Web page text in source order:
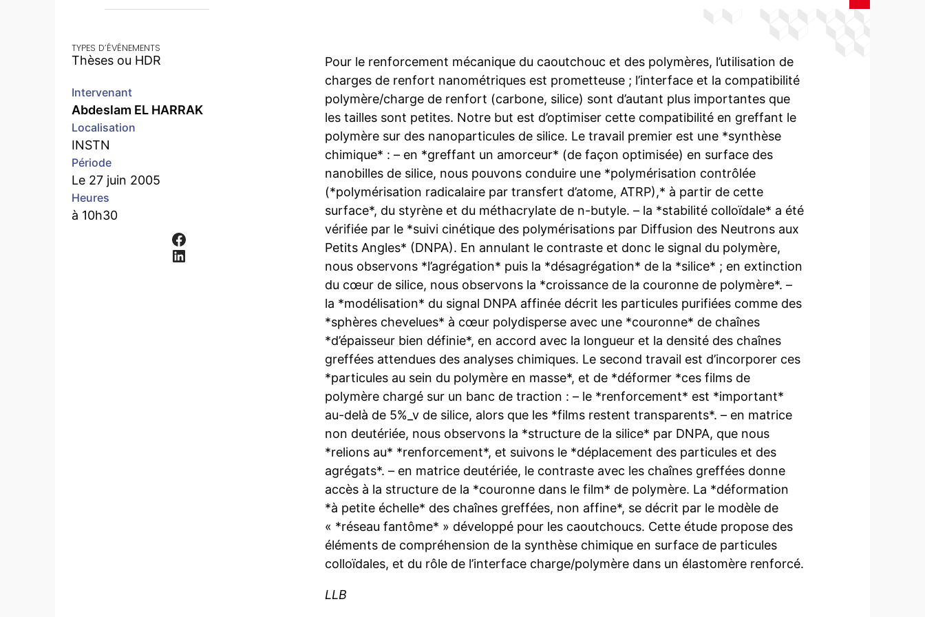
TYPES D’ÉVÉNEMENTS
Thèses ou HDR
Intervenant
Abdeslam EL HARRAK
Localisation
INSTN
Période
Le 27 juin 2005
Heures
à 10h30
Facebook
LinkedIn
Pour le renforcement mécanique du caoutchouc et des polymères, l’utilisation de
charges de renfort nanométriques est prometteuse ; l’interface et la compatibilité
polymère/charge de renfort (carbone, silice) sont d’autant plus importantes que
les tailles sont petites. Notre but est d’optimiser cette compatibilité en greffant le
polymère sur des nanoparticules de silice. Le travail premier est une *synthèse
chimique* : – en *greffant un amorceur* (de façon optimisée) en surface des
nanobilles de silice, nous pouvons conduire une *polymérisation contrôlée
(*polymérisation radicalaire par transfert d’atome, ATRP),* à partir de cette
surface*, du styrène et du méthacrylate de n-butyle. – la *stabilité colloïdale* a été
vérifiée par le *suivi cinétique des polymérisations par Diffusion des Neutrons aux
Petits Angles* (DNPA). En annulant le contraste et donc le signal du polymère,
nous observons *l’agrégation* puis la *désagrégation* de la *silice* ; en extinction
du cœur de silice, nous observons la *croissance de la couronne de polymère*. –
la *modélisation* du signal DNPA affinée décrit les particules purifiées comme des
*sphères chevelues* à cœur polydisperse avec une *couronne* de chaînes
*d’épaisseur bien définie*, en accord avec la longueur et la densité des chaînes
greffées attendues des analyses chimiques. Le second travail est d’incorporer ces
*particules au sein du polymère en masse*, et de *déformer *ces films de
polymère chargé sur un banc de traction : – le *renforcement* est *important*
au-delà de 5%_v de silice, alors que les *films restent transparents*. – en matrice
non deutériée, nous observons la *structure de la silice* par DNPA, que nous
*relions au* *renforcement*, et suivons le *déplacement des particules et des
agrégats*. – en matrice deutériée, le contraste avec les chaînes greffées donne
accès à la structure de la *couronne dans le film* de polymère. La *déformation
*à petite échelle* des chaînes greffées, non affine*, se décrit par le modèle de
« *réseau fantôme* » développé pour les caoutchoucs. Cette étude propose des
éléments de compréhension de la synthèse chimique en surface de particules
colloïdales, et du rôle de l’interface charge/polymère dans un élastomère renforcé.
LLB